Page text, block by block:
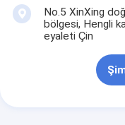
No.5 XinXing
bölgesi, Hengli
eyaleti Çin